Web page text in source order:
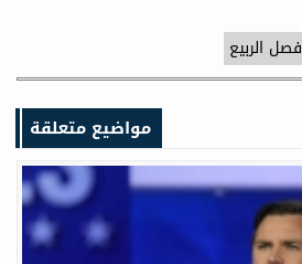
فصل الربيع
مواضيع متعلقة